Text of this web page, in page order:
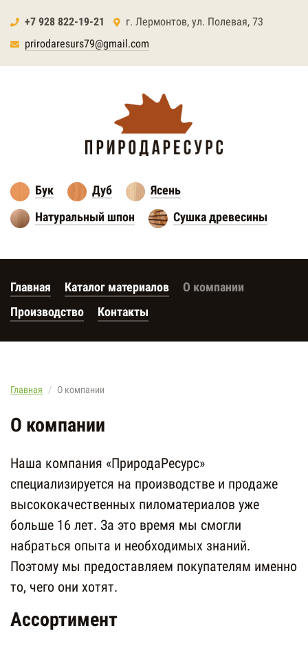
+7 928 822-19-21
г. Лермонтов, ул. Полевая, 73
prirodaresurs79@gmail.com
Бук Дуб
Ясень
Натуральный шпон
Сушка древесины
Главная Каталог материалов
О компании
Производство
Контакты
Главная О компании
О компании
Наша компания «ПриродаРесурс»
специализируется на производстве и продаже
высококачественных пиломатериалов уже
больше 16 лет. За это время мы смогли
набраться опыта и необходимых знаний.
Поэтому мы предоставляем покупателям именно
то, чего они хотят.
Ассортимент